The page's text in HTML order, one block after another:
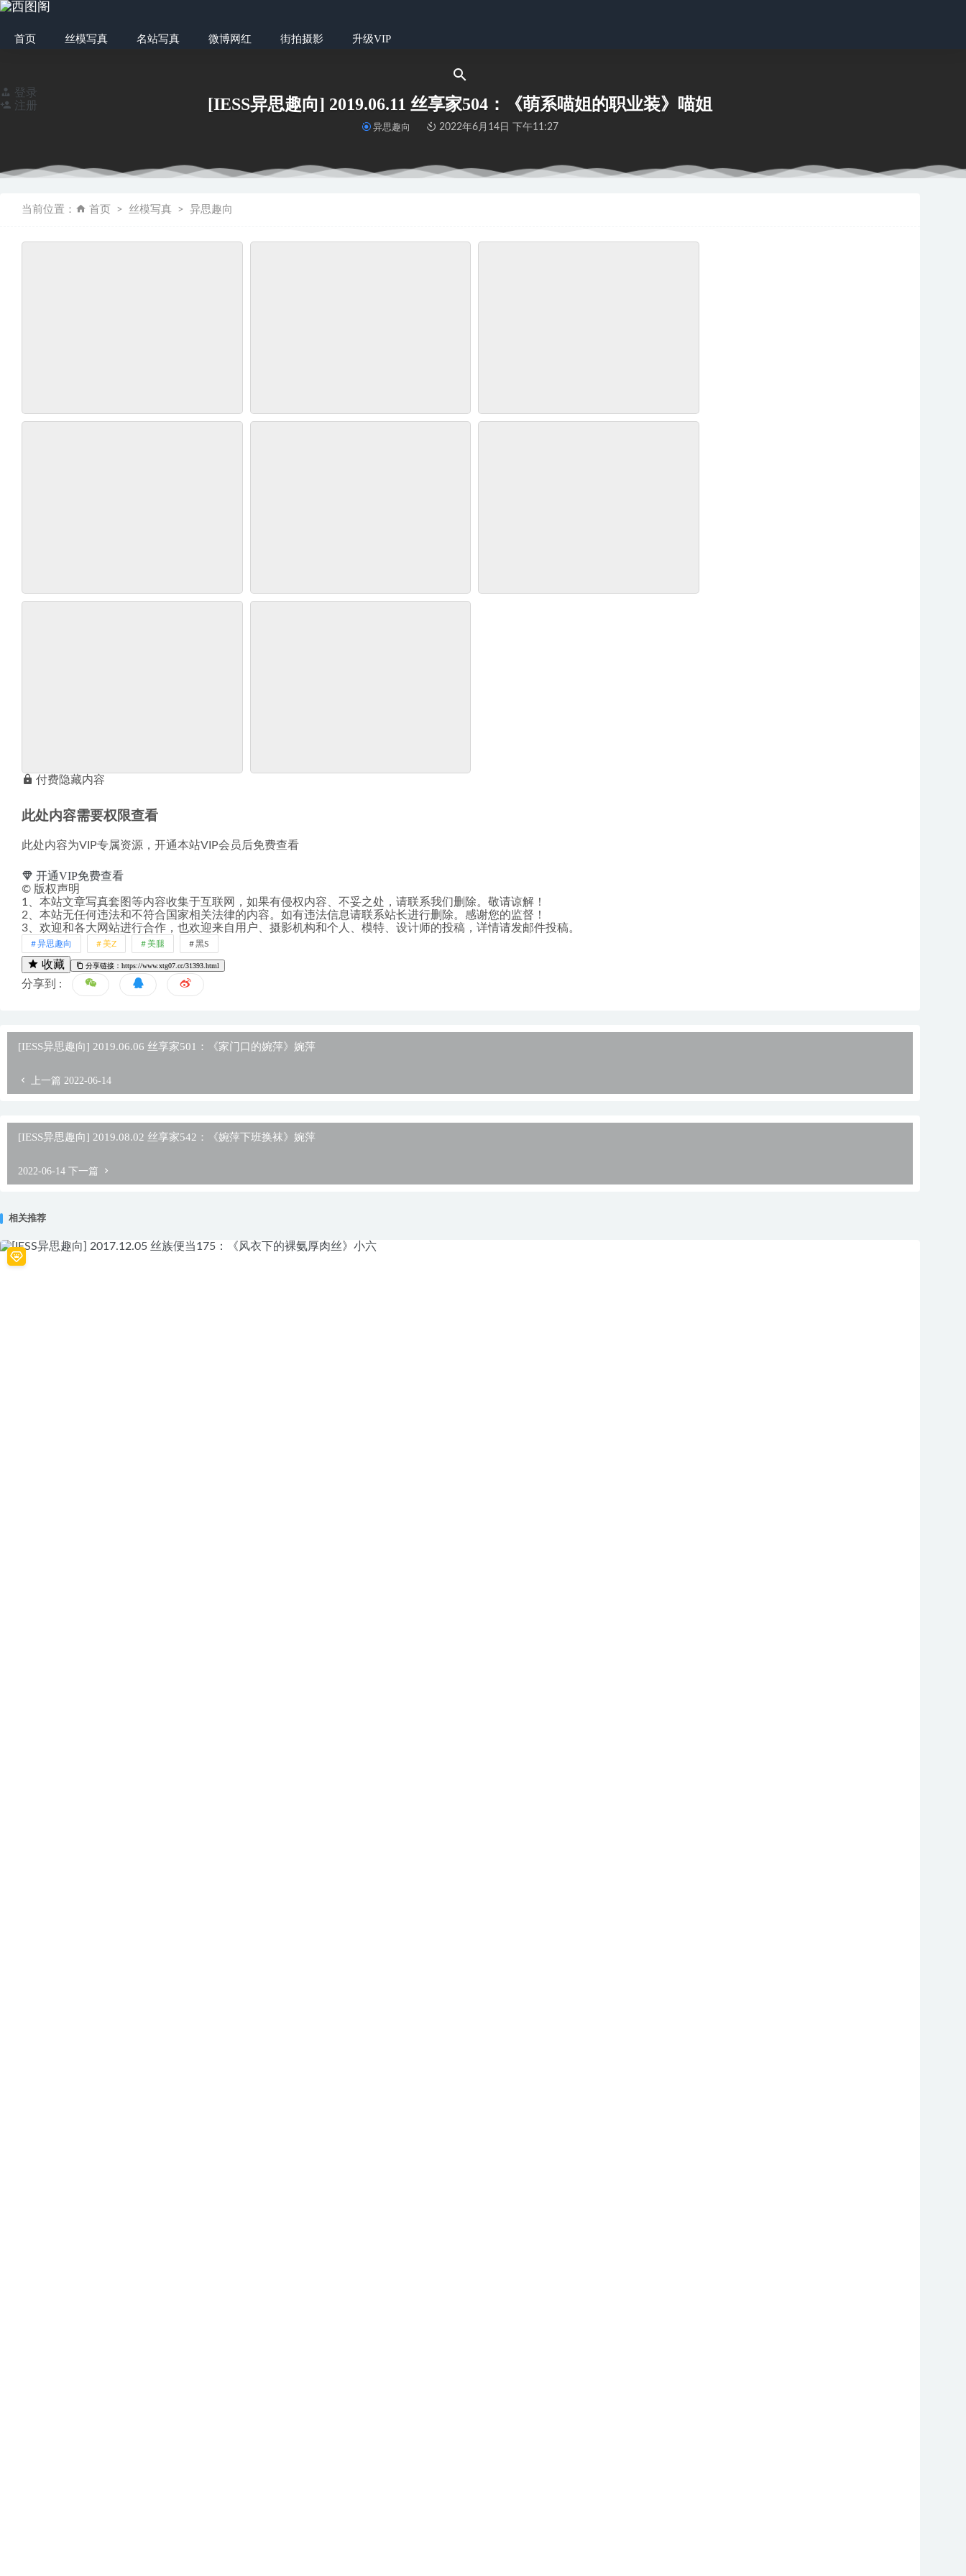
首页 丝模写真 名站写真 微博网红 街拍摄影 升级VIP
登录
注册
[IESS异思趣向] 2019.06.11 丝享家504：《萌系喵姐的职业装》喵姐
异思趣向 2022年6月14日 下午11:27
当前位置： 首页 丝模写真 异思趣向
付费隐藏内容
此处内容需要权限查看
此处内容为VIP专属资源，开通本站VIP会员后免费查看
开通VIP免费查看
© 版权声明
1、本站文章写真套图等内容收集于互联网，如果有侵权内容、不妥之处，请联系我们删除。敬请谅解！
2、本站无任何违法和不符合国家相关法律的内容。如有违法信息请联系站长进行删除。感谢您的监督！
3、欢迎和各大网站进行合作，也欢迎来自用户、摄影机构和个人、模特、设计师的投稿，详情请发邮件投稿。
异思趣向 美Z 美腿 黑S
收藏 分享链接：https://www.xtg07.cc/31393.html
分享到 :
[IESS异思趣向] 2019.06.06 丝享家501：《家门口的婉萍》婉萍
上一篇 2022-06-14
[IESS异思趣向] 2019.08.02 丝享家542：《婉萍下班换袜》婉萍
2022-06-14 下一篇
相关推荐
[YALAYI雅拉伊] 2020.03.21 Vol.580 百合 丹雅&欣悦